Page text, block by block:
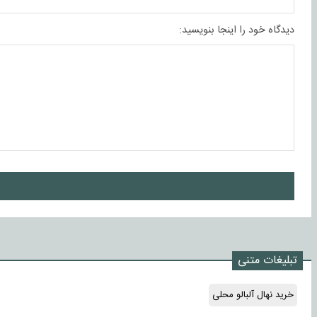
دیدگاه خود را اینجا بنویسید:
تبلیغات متنی
خرید نهال آلبالو محلی